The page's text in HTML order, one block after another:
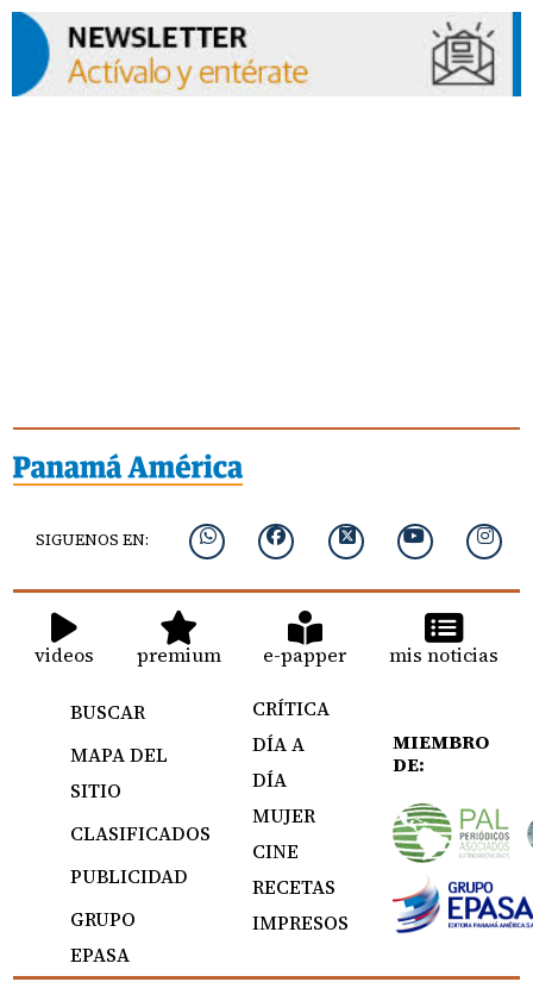
SIGUENOS EN:
videos premium e-papper mis noticias
BUSCAR
MAPA DEL
SITIO
CLASIFICADOS
PUBLICIDAD
GRUPO
EPASA
CRÍTICA
DÍA A
DÍA
MUJER
CINE
RECETAS
IMPRESOS
MIEMBRO
DE: